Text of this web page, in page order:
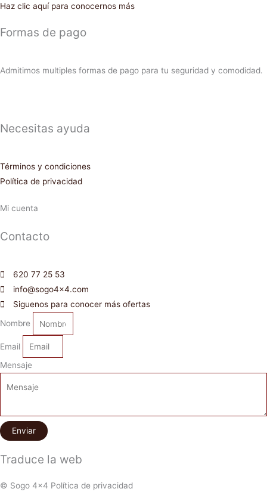
Haz clic aquí para conocernos más
Formas de pago
Admitimos multiples formas de pago para tu seguridad y comodidad.
Necesitas ayuda
Términos y condiciones
Política de privacidad
Mi cuenta
Contacto
620 77 25 53
info@sogo4x4.com
Siguenos para conocer más ofertas
Nombre
Email
Mensaje
Enviar
Traduce la web
© Sogo 4x4 Política de privacidad